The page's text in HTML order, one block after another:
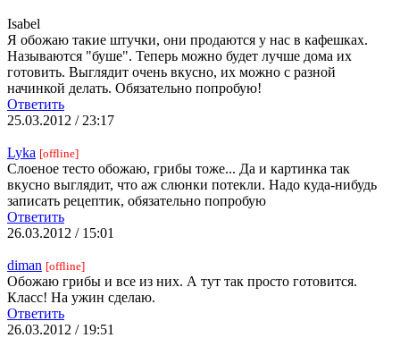
Isabel
Я обожаю такие штучки, они продаются у нас в кафешках.
Называются "буше". Теперь можно будет лучше дома их
готовить. Выглядит очень вкусно, их можно с разной
начинкой делать. Обязательно попробую!
Ответить
25.03.2012 / 23:17
Lyka [offline]
Слоеное тесто обожаю, грибы тоже... Да и картинка так
вкусно выглядит, что аж слюнки потекли. Надо куда-нибудь
записать рецептик, обязательно попробую
Ответить
26.03.2012 / 15:01
diman [offline]
Обожаю грибы и все из них. А тут так просто готовится.
Класс! На ужин сделаю.
Ответить
26.03.2012 / 19:51